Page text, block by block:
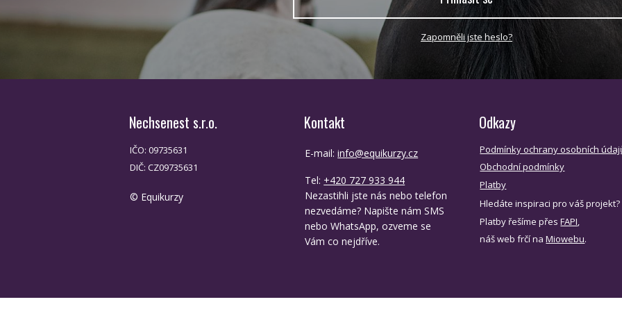
Zapomněli jste heslo?
Nechsenest s.r.o.
IČO: 09735631
DIČ: CZ09735631
© Equikurzy
Kontakt
E-mail:info@equikurzy.cz
Tel: +420 727 933 944
Nezastihli jste nás nebo telefon
nezvedáme? Napište nám SMS
nebo WhatsApp, ozveme se
Vám co nejdříve.
Odkazy
Podmínky ochrany osobních
Obchodní podmínky
Platby
Hledáte inspiraci pro váš projekt?
Platby řešíme přesFAPI,
náš web frčí naMiowebu.